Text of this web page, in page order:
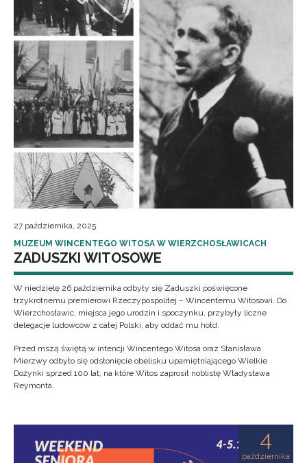
27 października, 2025
MUZEUM WINCENTEGO WITOSA W WIERZCHOSŁAWICACH
ZADUSZKI WITOSOWE
W niedzielę 26 października odbyły się Zaduszki poświęcone
trzykrotnemu premierowi Rzeczypospolitej – Wincentemu Witosowi. Do
Wierzchosławic, miejsca jego urodzin i spoczynku, przybyły liczne
delegacje ludowców z całej Polski, aby oddać mu hołd.
Przed mszą świętą w intencji Wincentego Witosa oraz Stanisława
Mierzwy odbyło się odsłonięcie obelisku upamiętniającego Wielkie
Dożynki sprzed 100 lat, na które Witos zaprosił noblistę Władysława
Reymonta.
4
października